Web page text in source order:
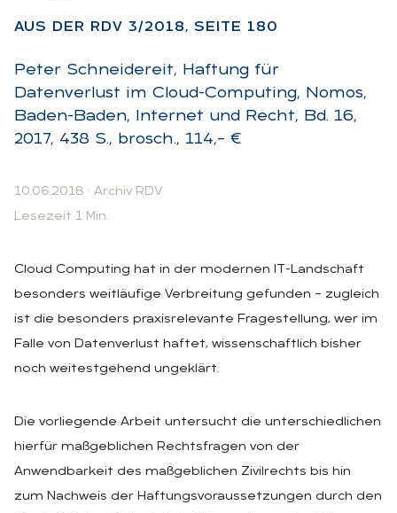
AUS DER RDV 3/2018, SEI­TE 180
Peter Schneidereit, Haftung für
Datenverlust im Cloud-Computing, Nomos,
Baden-Baden, Internet und Recht, Bd. 16,
2017, 438 S., brosch., 114,– €
10.06.2018 · Archiv RDV
Lesezeit 1 Min.
Cloud Computing hat in der modernen IT-Landschaft
besonders weitläufige Verbreitung gefunden – zugleich
ist die besonders praxisrelevante Fragestellung, wer im
Falle von Datenverlust haftet, wissenschaftlich bisher
noch weitestgehend ungeklärt.
Die vorliegende Arbeit untersucht die unterschiedlichen
hierfür maßgeblichen Rechtsfragen von der
Anwendbarkeit des maßgeblichen Zivilrechts bis hin
zum Nachweis der Haftungsvoraussetzungen durch den